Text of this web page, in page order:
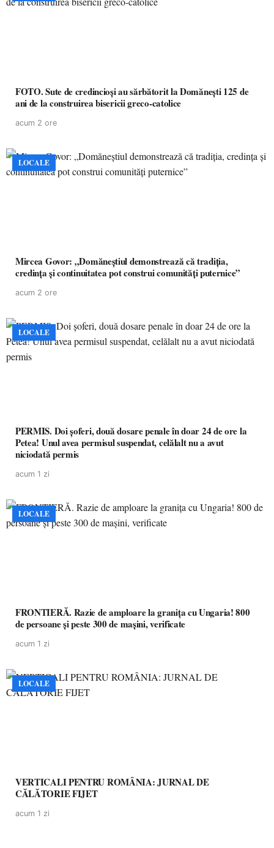
FOTO. Sute de credincioși au sărbătorit la Domănești 125 de
ani de la construirea bisericii greco-catolice
acum 2 ore
LOCALE
Mircea Govor: „Domăneștiul demonstrează că tradiția,
credința și continuitatea pot construi comunități puternice”
acum 2 ore
LOCALE
PERMIS. Doi șoferi, două dosare penale în doar 24 de ore la
Petea! Unul avea permisul suspendat, celălalt nu a avut
niciodată permis
acum 1 zi
LOCALE
FRONTIERĂ. Razie de amploare la granița cu Ungaria! 800
de persoane și peste 300 de mașini, verificate
acum 1 zi
LOCALE
VERTICALI PENTRU ROMÂNIA: JURNAL DE
CĂLĂTORIE FIJET
acum 1 zi